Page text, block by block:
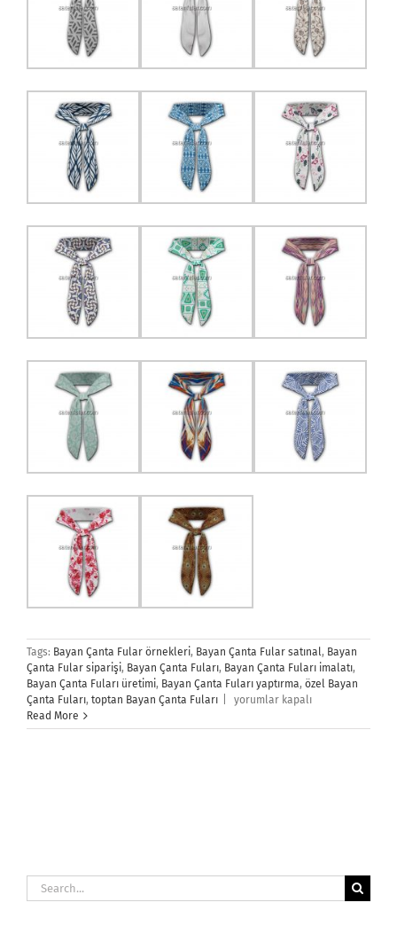
Tags: Bayan Çanta Fular örnekleri, Bayan Çanta Fular satınal, Bayan
Çanta Fular siparişi, Bayan Çanta Fuları, Bayan Çanta Fuları imalatı,
Bayan Çanta Fuları üretimi, Bayan Çanta Fuları yaptırma, özel Bayan
Çanta Fuları, toptan Bayan Çanta Fuları
Bayan
Fuları
yorumlar kapalı
Read More
Search
for: